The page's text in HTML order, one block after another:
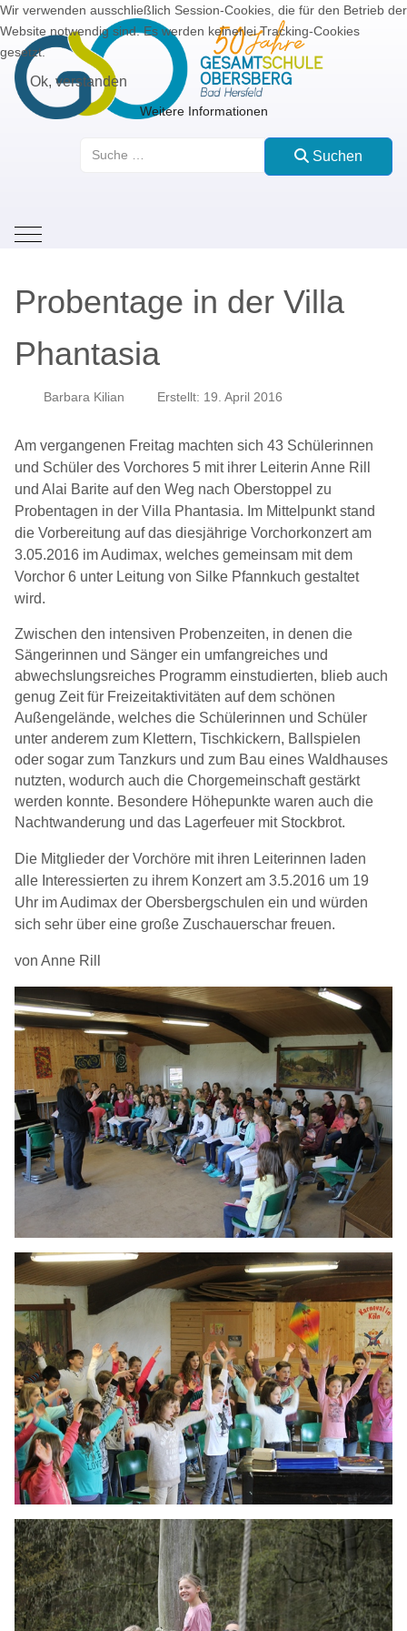
Suchen
Mobile Menu Toggle
Probentage in der Villa
Phantasia
Barbara Kilian Erstellt: 19. April 2016
Am vergangenen Freitag machten sich 43 Schülerinnen
und Schüler des Vorchores 5 mit ihrer Leiterin Anne Rill
und Alai Barite auf den Weg nach Oberstoppel zu
Probentagen in der Villa Phantasia. Im Mittelpunkt stand
die Vorbereitung auf das diesjährige Vorchorkonzert am
3.05.2016 im Audimax, welches gemeinsam mit dem
Vorchor 6 unter Leitung von Silke Pfannkuch gestaltet
wird.
Zwischen den intensiven Probenzeiten, in denen die
Sängerinnen und Sänger ein umfangreiches und
abwechslungsreiches Programm einstudierten, blieb auch
genug Zeit für Freizeitaktivitäten auf dem schönen
Außengelände, welches die Schülerinnen und Schüler
unter anderem zum Klettern, Tischkickern, Ballspielen
oder sogar zum Tanzkurs und zum Bau eines Waldhauses
nutzten, wodurch auch die Chorgemeinschaft gestärkt
werden konnte. Besondere Höhepunkte waren auch die
Nachtwanderung und das Lagerfeuer mit Stockbrot.
Die Mitglieder der Vorchöre mit ihren Leiterinnen laden
alle Interessierten zu ihrem Konzert am 3.5.2016 um 19
Uhr im Audimax der Obersbergschulen ein und würden
sich sehr über eine große Zuschauerschar freuen.
von Anne Rill
Wir verwenden ausschließlich Session-Cookies, die für den Betrieb der
Website notwendig sind. Es werden keinerlei Tracking-Cookies
gesetzt.
Ok, verstanden
Weitere Informationen